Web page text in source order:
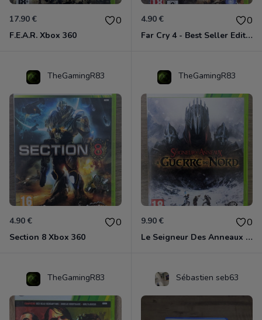
17.90 € 0
F.E.A.R. Xbox 360
4.90 € 0
Far Cry 4 - Best Seller Edition Xbox 360
TheGamingR83
4.90 € 0
Section 8 Xbox 360
TheGamingR83
9.90 € 0
Le Seigneur Des Anneaux - La Guerre Du Nord Xbox 360
TheGamingR83 Sébastien seb63